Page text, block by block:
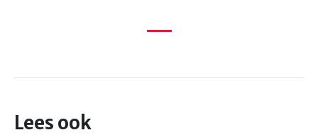
Lees ook